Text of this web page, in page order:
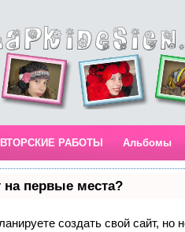
РАБОТЫ Альбомы
на первые места?
создать свой сайт, но